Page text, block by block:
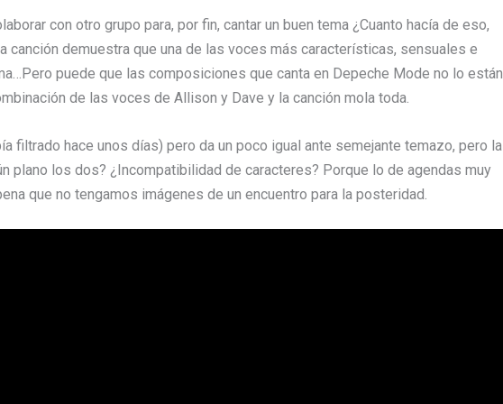
con otro grupo para, por fin, cantar un buen tema ¿Cuanto hacía de eso,
canción demuestra que una de las voces más características, sensuales e
puede que las composiciones que canta en Depeche Mode no lo están
de las voces de Allison y Dave y la canción mola toda.
filtrado hace unos días) pero da un poco igual ante semejante temazo, pero la
plano los dos? ¿Incompatibilidad de caracteres? Porque lo de agendas muy
que no tengamos imágenes de un encuentro para la posteridad.